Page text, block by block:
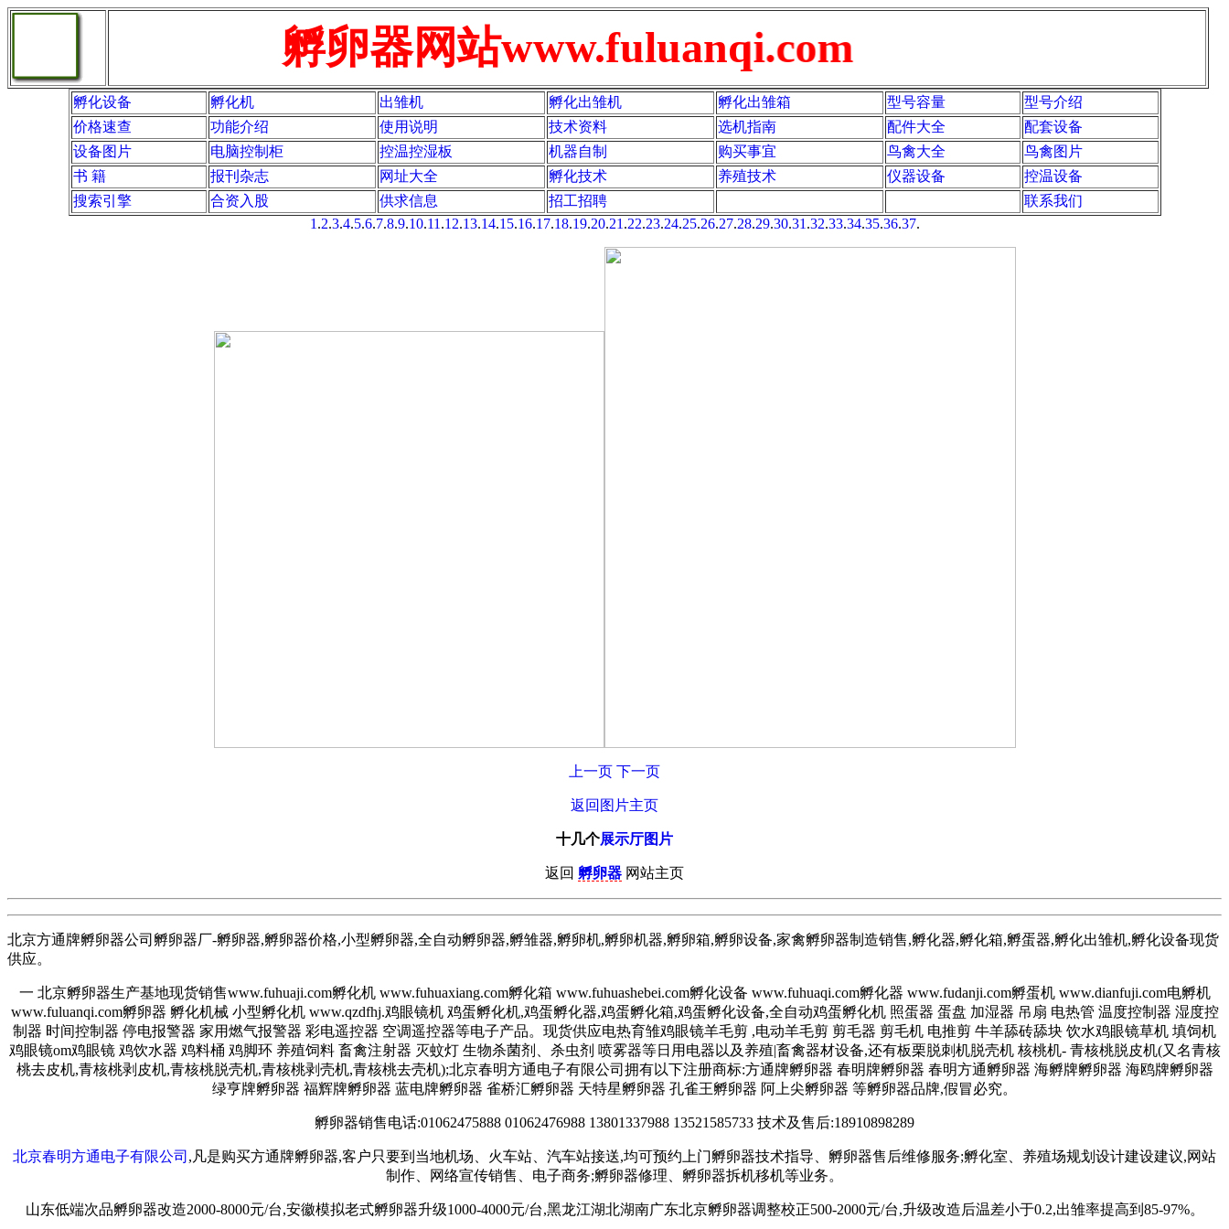
孵卵器网站www.fuluanqi.com
孵化设备 孵化机 出雏机 孵化出雏机 孵化出雏箱 型号容量
型号介绍
价格速查
功能介绍 使用说明 技术资料 选机指南 配件大全
配套设备
设备图片
电脑控制柜 控温控湿板 机器自制 购买事宜 鸟禽大全
鸟禽图片
书 籍
报刊杂志 网址大全 孵化技术 养殖技术 仪器设备
控温设备
搜索引擎
合资入股 供求信息 招工招聘
联系我们
1 .2.3.4.5.6.7.8.9.10.11 .12.13.14.15.16.17.18.19.20.21 .22.23.24.25.26.27.28.29.30.31 .32.33.34.35.36.37.
上一页 下一页
返回图片主页
十几个展示厅图片
返回 孵卵器 网站主页
北京方通牌孵卵器公司孵卵器厂-孵卵器,孵卵器价格,小型孵卵器,全自动孵卵器,孵雏器,孵卵机,孵卵机器,孵卵箱,孵卵设备,家禽孵卵器制造销售,孵化器,孵化箱,孵蛋器,孵化出雏机,孵化设备现货
供应。
一 北京孵卵器生产基地现货销售www.fuhuaji.com孵化机 www.fuhuaxiang.com孵化箱 www.fuhuashebei.com孵化设备 www.fuhuaqi.com孵化器 www.fudanji.com孵蛋机 www.dianfuji.com电孵机
www.fuluanqi.com孵卵器 孵化机械 小型孵化机 www.qzdfhj.鸡眼镜机 鸡蛋孵化机,鸡蛋孵化器,鸡蛋孵化箱,鸡蛋孵化设备,全自动鸡蛋孵化机 照蛋器 蛋盘 加湿器 吊扇 电热管 温度控制器 湿度控
制器 时间控制器 停电报警器 家用燃气报警器 彩电遥控器 空调遥控器等电子产品。现货供应电热育雏鸡眼镜羊毛剪 ,电动羊毛剪 剪毛器 剪毛机 电推剪 牛羊舔砖舔块 饮水鸡眼镜草机 填饲机
鸡眼镜om鸡眼镜 鸡饮水器 鸡料桶 鸡脚环 养殖饲料 畜禽注射器 灭蚊灯 生物杀菌剂、杀虫剂 喷雾器等日用电器以及养殖|畜禽器材设备,还有板栗脱刺机脱壳机 核桃机- 青核桃脱皮机(又名青核
桃去皮机,青核桃剥皮机,青核桃脱壳机,青核桃剥壳机,青核桃去壳机);北京春明方通电子有限公司拥有以下注册商标:方通牌孵卵器 春明牌孵卵器 春明方通孵卵器 海孵牌孵卵器 海鸥牌孵卵器
绿亨牌孵卵器 福辉牌孵卵器 蓝电牌孵卵器 雀桥汇孵卵器 天特星孵卵器 孔雀王孵卵器 阿上尖孵卵器 等孵卵器品牌,假冒必究。
孵卵器销售电话:01062475888 01062476988 13801337988 13521585733 技术及售后:18910898289
北京春明方通电子有限公司 ,凡是购买方通牌孵卵器,客户只要到当地机场、火车站、汽车站接送,均可预约上门孵卵器技术指导、孵卵器售后维修服务;孵化室、养殖场规划设计建设建议,网站
制作、网络宣传销售、电子商务;孵卵器修理、孵卵器拆机移机等业务。
山东低端次品孵卵器改造2000-8000元/台,安徽模拟老式孵卵器升级1000-4000元/台,黑龙江湖北湖南广东北京孵卵器调整校正500-2000元/台,升级改造后温差小于0.2,出雏率提高到85-97%。